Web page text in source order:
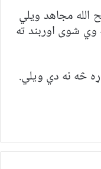
الله مجاهد ویلي
شوی اوربند ته
څه نه دي ویلي.